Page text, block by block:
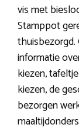
vis met
Stamppot
informatie
kiezen,
kiezen, de
bezorgen